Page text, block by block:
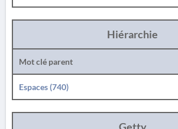
Hiérarchie
Mot clé parent
Espaces (740)